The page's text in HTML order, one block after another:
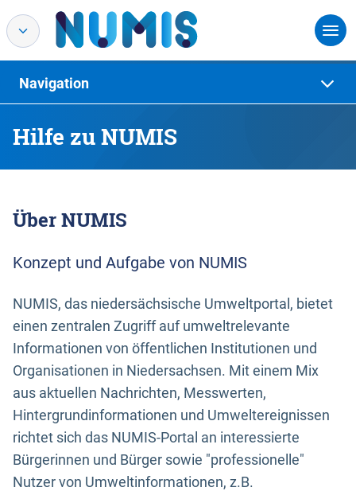
Hilfe zu NUMIS
Navigation
Über NUMIS
Konzept und Aufgabe von NUMIS
NUMIS, das niedersächsische Umweltportal, bietet
einen zentralen Zugriff auf umweltrelevante
Informationen von öffentlichen Institutionen und
Organisationen in Niedersachsen. Mit einem Mix
aus aktuellen Nachrichten, Messwerten,
Hintergrundinformationen und Umweltereignissen
richtet sich das NUMIS-Portal an interessierte
Bürgerinnen und Bürger sowie "professionelle"
Nutzer von Umweltinformationen, z.B.